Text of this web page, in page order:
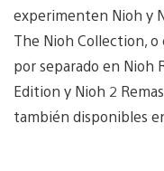
experimenten Nioh y
The Nioh Collection, o
por separado en Nioh
Edition y Nioh 2
también disponibles